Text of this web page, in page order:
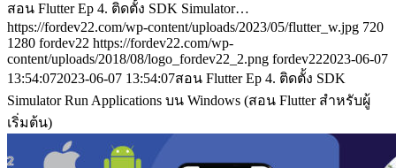
สอน Flutter Ep 4. ติดตั้ง SDK Simulator…
https://fordev22.com/wp-content/uploads/2023/05/flutter_w.jpg 720
1280 fordev22 https://fordev22.com/wp-
content/uploads/2018/08/logo_fordev22_2.png fordev222023-06-07
13:54:072023-06-07 13:54:07สอน Flutter Ep 4. ติดตั้ง SDK
Simulator Run Applications บน Windows (สอน Flutter สำหรับผู้
เริ่มต้น)